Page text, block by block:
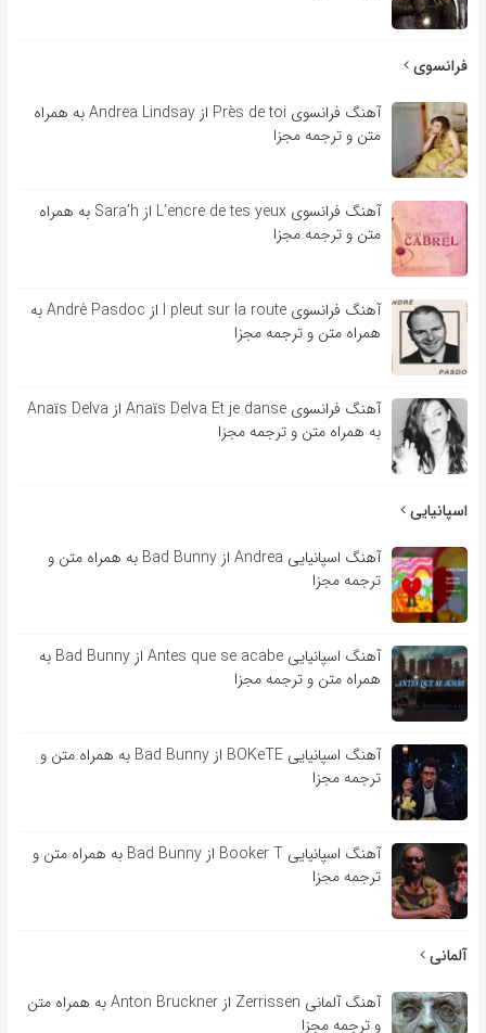
فرانسوی
آهنگ فرانسوی Près de toi از Andrea Lindsay به همراه
متن و ترجمه مجزا
آهنگ فرانسوی L’encre de tes yeux از Sara’h به همراه
متن و ترجمه مجزا
آهنگ فرانسوی l pleut sur la route از André Pasdoc به
همراه متن و ترجمه مجزا
آهنگ فرانسوی Anaïs Delva Et je danse از Anaïs Delva
به همراه متن و ترجمه مجزا
اسپانیایی
آهنگ اسپانیایی Andrea از Bad Bunny به همراه متن و
ترجمه مجزا
آهنگ اسپانیایی Antes que se acabe از Bad Bunny به
همراه متن و ترجمه مجزا
آهنگ اسپانیایی BOKeTE از Bad Bunny به همراه متن و
ترجمه مجزا
آهنگ اسپانیایی Booker T از Bad Bunny به همراه متن و
ترجمه مجزا
آلمانی
آهنگ آلمانی Zerrissen از Anton Bruckner به همراه متن
و ترجمه مجزا